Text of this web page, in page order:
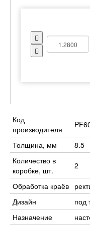
Код
производителя
Толщина, мм
8.5
Количество в
коробке, шт.
2
Обработка краёв
Дизайн
под
Назначение